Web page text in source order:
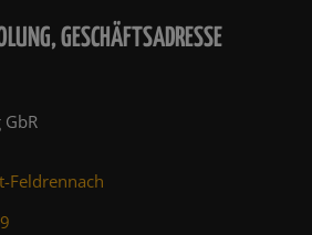
GESCHÄFTSADRESSE
Feldrennach